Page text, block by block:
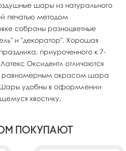
шары из натурального
печатью методом
собраны разноцветные
и "декоратор". Хорошая
приуроченного к 7-
Оксидентл отличаются
равномерным окрасом шара
Шары удобны в оформлении
хвостику.
покупают